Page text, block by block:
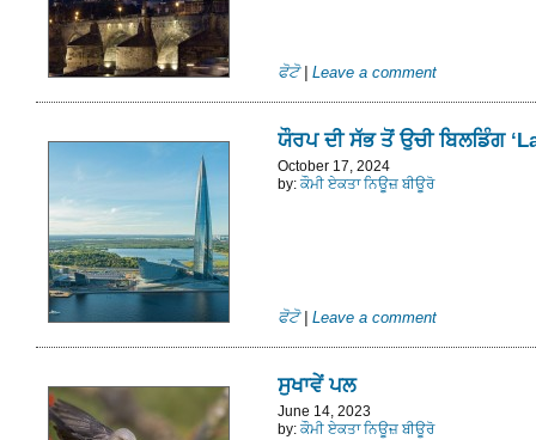
ਫੋਟੋ Leave a comment
ਯੌਰਪ ਦੀ ਸੱਭ ਤੋਂ ਉਚੀ ਬਿਲਡਿੰਗ
October 17, 2024
by: ਕੌਮੀ ਏਕਤਾ ਨਿਊਜ਼ ਬੀਊਰੋ
ਫੋਟੋ Leave a comment
ਸੁਖਾਵੇਂ ਪਲ
June 14, 2023
by: ਕੌਮੀ ਏਕਤਾ ਨਿਊਜ਼ ਬੀਊਰੋ